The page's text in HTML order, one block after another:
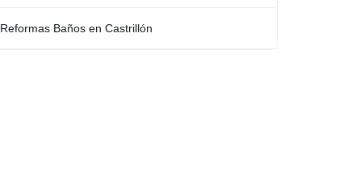
Reformas Baños en Castrillón